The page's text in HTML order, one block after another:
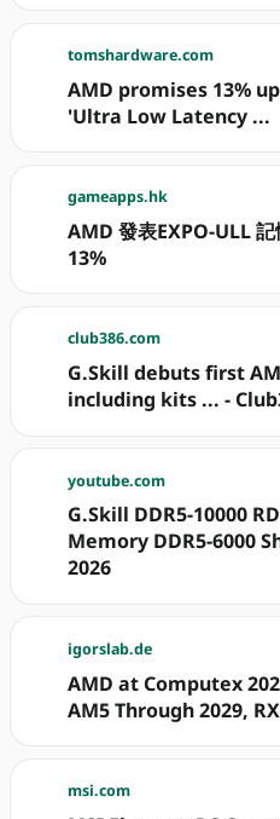
tomshardware.com
AMD promises 13%
'Ultra Low Latency ...
gameapps.hk
AMD 發表EXPO-ULL
13%
club386.com
G.Skill debuts first
including kits ... -
youtube.com
G.Skill DDR5-10000
Memory DDR5-6000
2026
igorslab.de
AMD at Computex
AM5 Through 2029,
msi.com